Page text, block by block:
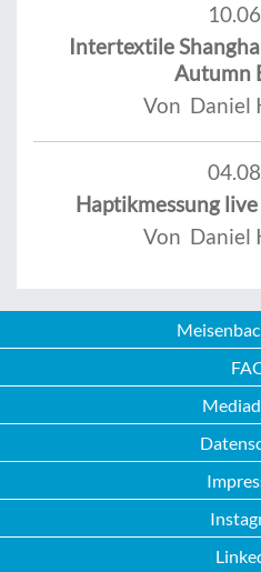
Intertextile
Autumn
Von Daniel
Haptikmessung
Von Daniel